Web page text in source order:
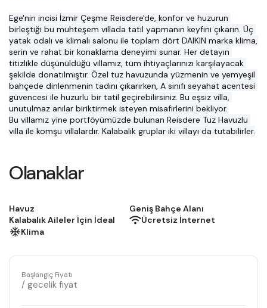
Ege'nin incisi İzmir Çeşme Reisdere'de, konfor ve huzurun
birleştiği bu muhteşem villada tatil yapmanın keyfini çıkarın. Üç
yatak odalı ve klimalı salonu ile toplam dört DAIKIN marka klima,
serin ve rahat bir konaklama deneyimi sunar. Her detayın
titizlikle düşünüldüğü villamız, tüm ihtiyaçlarınızı karşılayacak
şekilde donatılmıştır. Özel tuz havuzunda yüzmenin ve yemyeşil
bahçede dinlenmenin tadını çıkarırken, A sınıfı seyahat acentesi
güvencesi ile huzurlu bir tatil geçirebilirsiniz. Bu eşsiz villa,
unutulmaz anılar biriktirmek isteyen misafirlerini bekliyor.
Bu villamız yine portföyümüzde bulunan Reisdere Tuz Havuzlu
villa ile komşu villalardır. Kalabalık gruplar iki villayı da tutabilirler.
Olanaklar
Havuz
Geniş Bahçe Alanı
Kalabalık Aileler İçin İdeal
Ücretsiz İnternet
Klima
Başlangıç Fiyatı
/ gecelik fiyat